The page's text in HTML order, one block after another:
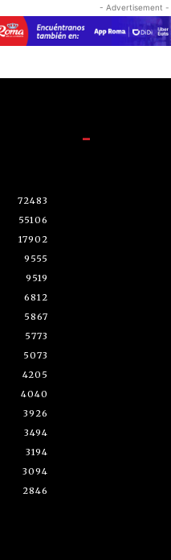
- Advertisement -
72483
55106
17902
9555
9519
6812
5867
5773
5073
4205
4040
3926
3494
3194
3094
2846
-